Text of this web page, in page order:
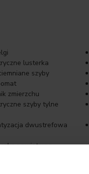
lusterka
szyby
zmierzchu
szyby tylne
dwustrefowa
powietrzna